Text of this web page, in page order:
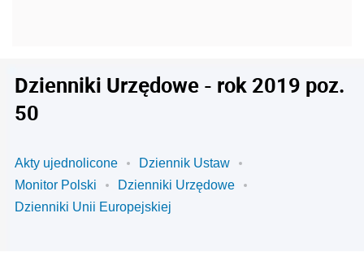
Dzienniki Urzędowe - rok 2019 poz.
50
Akty ujednolicone
Dziennik Ustaw
Monitor Polski
Dzienniki Urzędowe
Dzienniki Unii Europejskiej